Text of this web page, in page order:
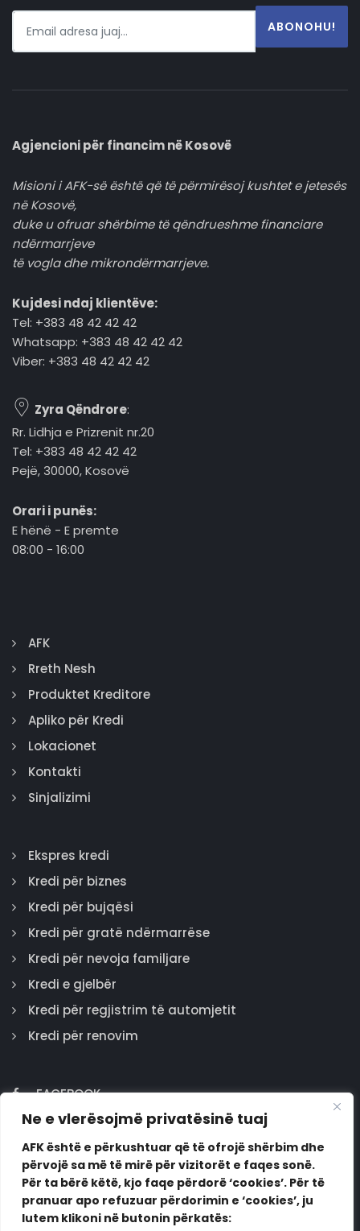
Ne e vlerësojmë privatësinë tuaj
AFK është e përkushtuar që të ofrojë shërbim dhe
përvojë sa më të mirë për vizitorët e faqes sonë.
Për ta bërë këtë, kjo faqe përdorë ‘cookies’. Për të
pranuar apo refuzuar përdorimin e ‘cookies’, ju
lutem klikoni në butonin përkatës:
ABONOHU!
Agjencioni për financim në Kosovë
Misioni i AFK-së është që të përmirësoj kushtet e jetesës
në Kosovë,
duke u ofruar shërbime të qëndrueshme financiare
ndërmarrjeve
të vogla dhe mikrondërmarrjeve.
Kujdesi ndaj klientëve:
Tel: +383 48 42 42 42
Whatsapp: +383 48 42 42 42
Viber: +383 48 42 42 42
Zyra Qëndrore:
Rr. Lidhja e Prizrenit nr.20
Tel: +383 48 42 42 42
Pejë, 30000, Kosovë
Orari i punës:
E hënë - E premte
08:00 - 16:00
AFK
Rreth Nesh
Produktet Kreditore
Apliko për Kredi
Lokacionet
Kontakti
Sinjalizimi
Ekspres kredi
Kredi për biznes
Kredi për bujqësi
Kredi për gratë ndërmarrëse
Kredi për nevoja familjare
Kredi e gjelbër
Kredi për regjistrim të automjetit
Kredi për renovim
FACEBOOK
GOOGLE
INSTAGRAM
LINKEDIN